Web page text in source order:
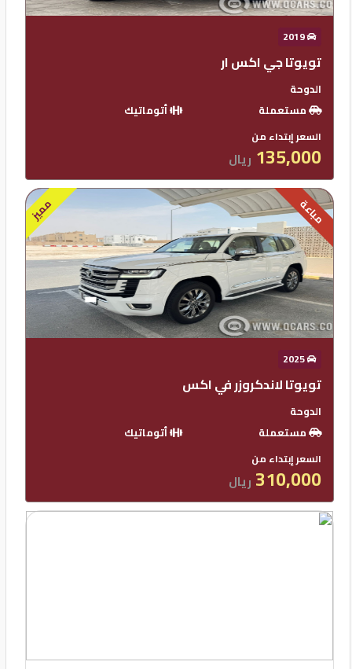
2019
تويوتا جي اكس ار
الدوحة
مستعملة
أتوماتيك
السعر إبتداء من
135,000 ريال
مميز مباعة
2025
تويوتا لاندكروزر في اكس
الدوحة
مستعملة
أتوماتيك
السعر إبتداء من
310,000 ريال